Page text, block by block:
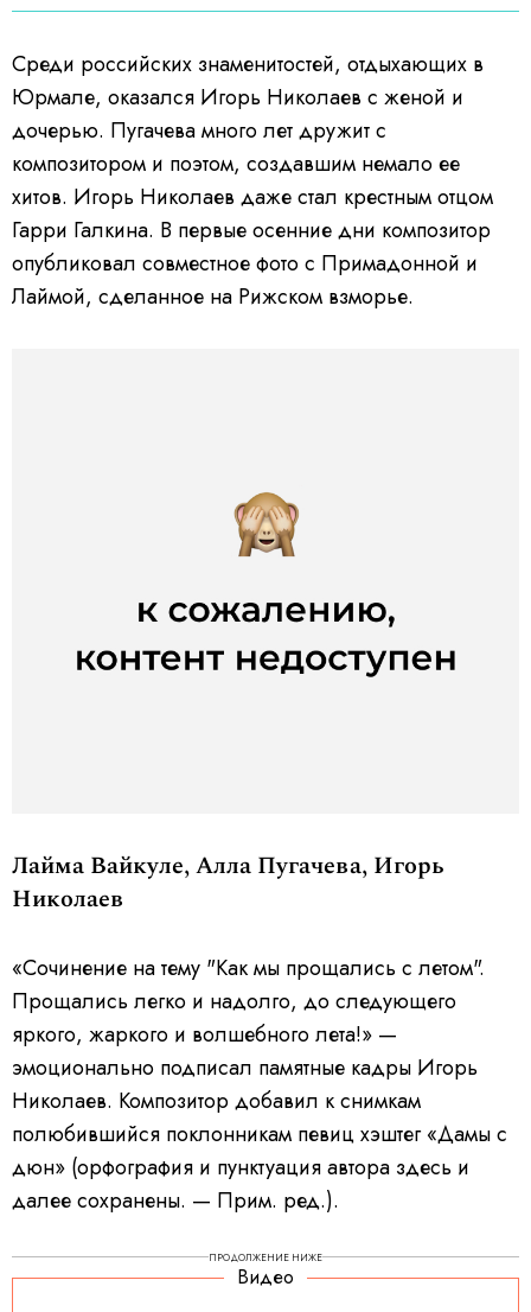
Среди российских знаменитостей, отдыхающих в
Юрмале, оказался Игорь Николаев с женой и
дочерью. Пугачева много лет дружит с
композитором и поэтом, создавшим немало ее
хитов. Игорь Николаев даже стал крестным отцом
Гарри Галкина. В первые осенние дни композитор
опубликовал совместное фото с Примадонной и
Лаймой, сделанное на Рижском взморье.
Лайма Вайкуле, Алла Пугачева, Игорь
Николаев
«Сочинение на тему "Как мы прощались с летом".
Прощались легко и надолго, до следующего
яркого, жаркого и волшебного лета!» —
эмоционально подписал памятные кадры Игорь
Николаев. Композитор добавил к снимкам
полюбившийся поклонникам певиц хэштег «Дамы с
дюн» (орфография и пунктуация автора здесь и
далее сохранены. — Прим. ред.).
ПРОДОЛЖЕНИЕ НИЖЕ
Видео